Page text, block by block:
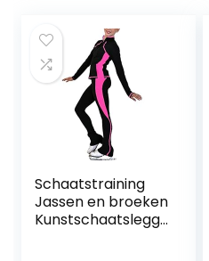
Schaatstraining
Jassen en broeken
Kunstschaatsleggi